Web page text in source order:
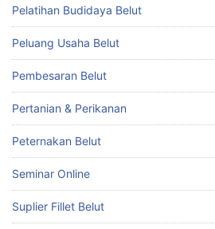
Pelatihan Budidaya Belut
Peluang Usaha Belut
Pembesaran Belut
Pertanian & Perikanan
Peternakan Belut
Seminar Online
Suplier Fillet Belut